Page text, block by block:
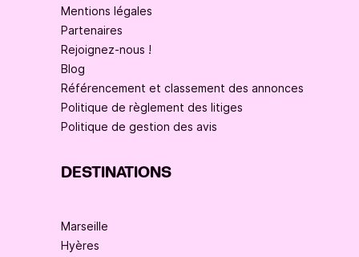
Mentions légales
Partenaires
Rejoignez-nous !
Blog
Référencement et classement des annonces
Politique de règlement des litiges
Politique de gestion des avis
DESTINATIONS
Marseille
Hyères